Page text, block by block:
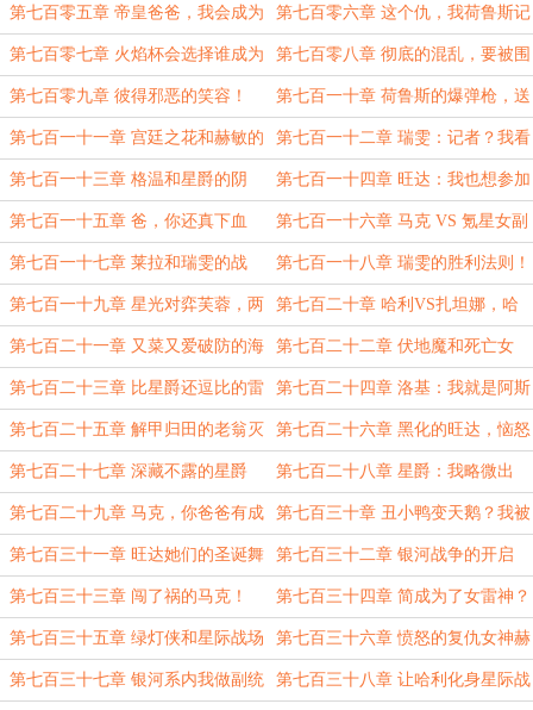
要把农场吃破产！
第七百零五章 帝皇爸爸，我会成为
所向披靡的射手座
第七百零六章 这个仇，我荷鲁斯记
下了！
第七百零七章 火焰杯会选择谁成为
帕德里克农场勇士？
第七百零八章 彻底的混乱，要被围
殴的邓布利多
第七百零九章 彼得邪恶的笑容！
危！
第七百一十章 荷鲁斯的爆弹枪，送
给帝皇爸爸的礼物
第七百一十一章 宫廷之花和赫敏的
泪奔
第七百一十二章 瑞雯：记者？我看
你是故意来找事的！
第七百一十三章 格温和星爵的阴
谋！
第七百一十四章 旺达：我也想参加
争霸赛，我也可以爱农场
第七百一十五章 爸，你还真下血
本！ 莱拉都喊来了！
第七百一十六章 马克 VS 氪星女副
官
第七百一十七章 莱拉和瑞雯的战
斗，谁才是天选之女？
第七百一十八章 瑞雯的胜利法则！
第七百一十九章 星光对弈芙蓉，两
败俱伤
第七百二十章 哈利VS扎坦娜，哈
利你个叛徒！
第七百二十一章 又菜又爱破防的海
拉
第七百二十二章 伏地魔和死亡女
神？你还远远不够你父亲
第七百二十三章 比星爵还逗比的雷
神？
第七百二十四章 洛基：我就是阿斯
加德和帕德里克农场的王子！
第七百二十五章 解甲归田的老翁灭
霸！
第七百二十六章 黑化的旺达，恼怒
的瑞雯！
第七百二十七章 深藏不露的星爵 第七百二十八章 星爵：我略微出
手，就是你们的极限！
第七百二十九章 马克，你爸爸有成
为别人的舞伴吗？
第七百三十章 丑小鸭变天鹅？我被
邀请见证？
第七百三十一章 旺达她们的圣诞舞
伴会是谁？
第七百三十二章 银河战争的开启
第七百三十三章 闯了祸的马克！ 第七百三十四章 简成为了女雷神？
第七百三十五章 绿灯侠和星际战场 第七百三十六章 愤怒的复仇女神赫
敏！
第七百三十七章 银河系内我做副统 第七百三十八章 让哈利化身星际战